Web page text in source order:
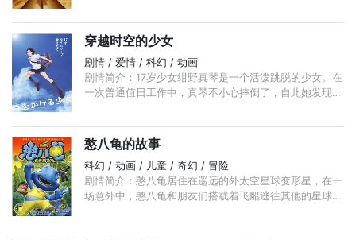
行。 ...
穿越时空的少女
剧情 / 爱情 / 科幻 / 动画
剧情简介：17岁少女绀野真琴是一个活泼跳脱的少女。在
一次普通值日工作中，真琴不小心摔倒了，自此她发现自
憨八龟的故事
科幻 / 动画 / 儿童 / 奇幻 / 冒险
剧情简介：憨八龟居住在遥远的外太空星球变形星，在一
场意外中，憨八龟和朋友们搭载着飞船逃往其他的星球，